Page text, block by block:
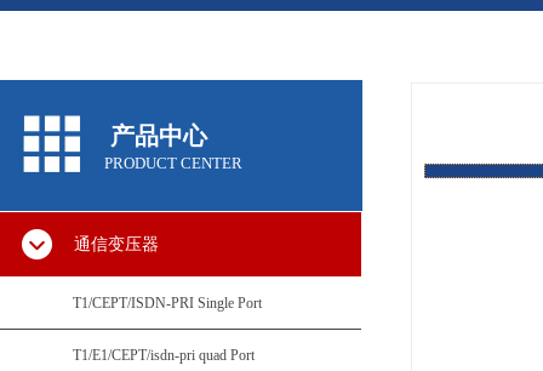
产品中心
PRODUCT CENTER
通信变压器
T1/CEPT/ISDN-PRI Single Port
T1/E1/CEPT/isdn-pri quad Port